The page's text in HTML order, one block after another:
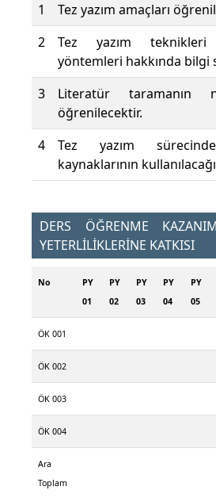
1
Tez yazım amaçları
2
Tez yazım
yöntemleri hakkında bilgi
3
Literatür taramanın
öğrenilecektir.
4
Tez yazım
kaynaklarının
DERS ÖĞRENME
YETERLİLİKLERİNE KATKISI
No
PY
01
PY
02
PY
03
PY
04
PY
05
ÖK 001
ÖK 002
ÖK 003
ÖK 004
Ara
Toplam